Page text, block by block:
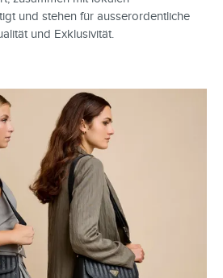
und stehen für ausserordentliche
und Exklusivität.